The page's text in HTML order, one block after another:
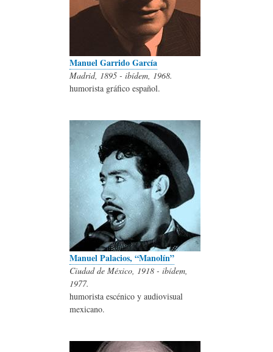
Manuel Garrido García
Madrid, 1895 - ibídem, 1968.
humorista gráfico español.
Manuel Palacios, “Manolín”
Ciudad de México, 1918 - ibídem,
1977.
humorista escénico y audiovisual
mexicano.